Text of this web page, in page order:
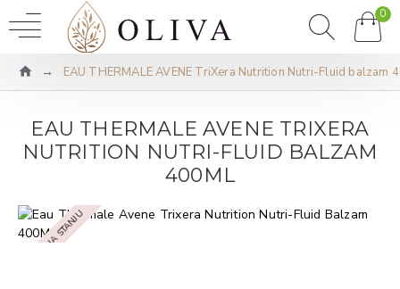
0
EAU THERMALE AVENE TriXera Nutrition Nutri-Fluid balzam
EAU THERMALE AVENE TRIXERA
NUTRITION NUTRI-FLUID BALZAM
400ML
NEMA NA STANJU